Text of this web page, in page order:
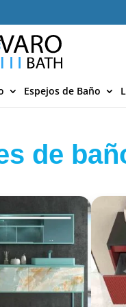
Espejos de Baño
de